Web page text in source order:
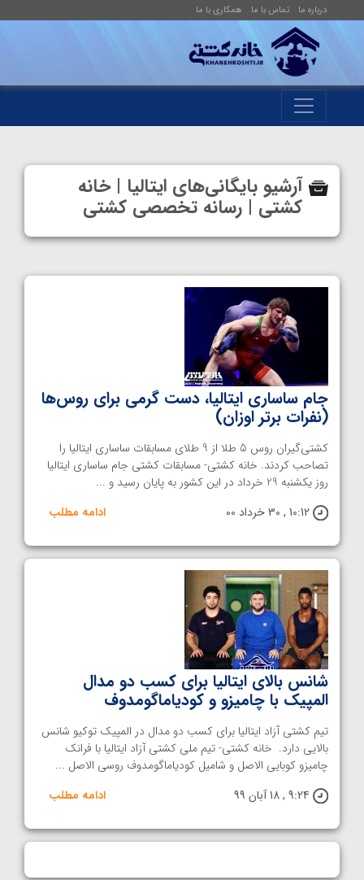
درباره ما تماس با ما همکاری با ما
آرشیو بایگانی‌های ایتالیا | خانه
کشتی | رسانه تخصصی کشتی
جام ساساری ایتالیا، دست گرمی برای روس‌ها
(نفرات برتر اوزان)
کشتی‌گیران روس 5 طلا از 9 طلای مسابقات ساساری ایتالیا را
تصاحب کردند. خانه کشتی- مسابقات کشتی جام ساساری ایتالیا
روز یکشنبه 29 خرداد در این کشور به پایان رسید و ...
10:12 , 30 خرداد 00
ادامه مطلب
شانس بالای ایتالیا برای کسب دو مدال
المپیک با چامیزو و کودیاماگومدوف
تیم کشتی آزاد ایتالیا برای کسب دو مدال در المپیک توکیو شانس
بالایی دارد. خانه کشتی- تیم ملی کشتی آزاد ایتالیا با فرانک
چامیزو کوبایی الاصل و شامیل کودیاماگومدوف روسی الاصل ...
9:24 , 18 آبان 99
ادامه مطلب